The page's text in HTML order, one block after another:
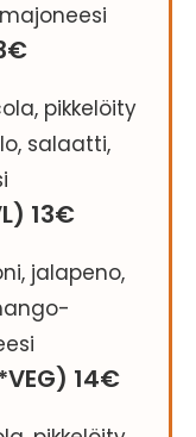
pikkelöity
salaatti,
13€
jalapeno,
14€